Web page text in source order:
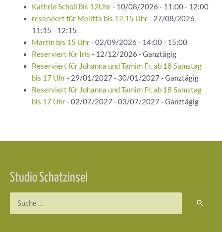
Kathrin Scholl bis 12Uhr- 10/08/2026 - 11:00 - 12:00
reserviert für Melitta bis 12.15 Uhr- 27/08/2026 -
11:15 - 12:15
Martin bis 15 Uhr- 02/09/2026 - 14:00 - 15:00
Reserviert für Iris - 12/12/2026 - Ganztägig
Reserviert für Johanna und Tamim Fr. ab 18 Samstag
bis 17 Uhr- 29/01/2027 - 30/01/2027 - Ganztägig
Reserviert für Johanna und Tamim Fr. ab 18 Samstag
bis 17 Uhr- 02/07/2027 - 03/07/2027 - Ganztägig
Studio Schatzinsel